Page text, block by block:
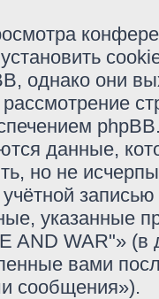
однако они
рассмотрение
данные,
но не
указанные
WAR"» (в
вами
сообщения»).